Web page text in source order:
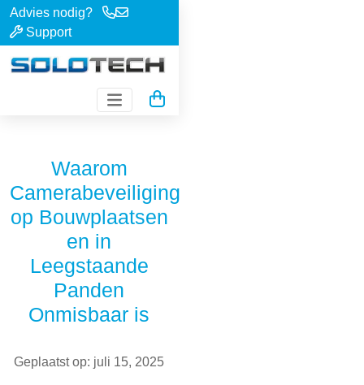
Advies nodig?
Support
Waarom
Camerabeveiliging
op Bouwplaatsen
en in
Leegstaande
Panden
Onmisbaar is
Geplaatst op: juli 15, 2025